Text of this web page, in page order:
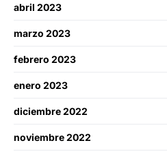
abril 2023
marzo 2023
febrero 2023
enero 2023
diciembre 2022
noviembre 2022